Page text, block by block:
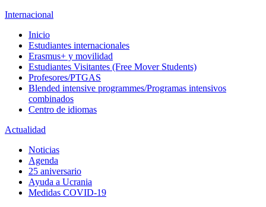
Internacional
Inicio
Estudiantes internacionales
Erasmus+ y movilidad
Estudiantes Visitantes (Free Mover Students)
Profesores/PTGAS
Blended intensive programmes/Programas intensivos
combinados
Centro de idiomas
Actualidad
Noticias
Agenda
25 aniversario
Ayuda a Ucrania
Medidas COVID-19